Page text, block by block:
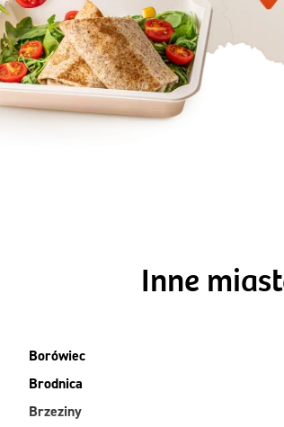
Zamów
Inne
Borówiec
Brodnica
Brzeziny